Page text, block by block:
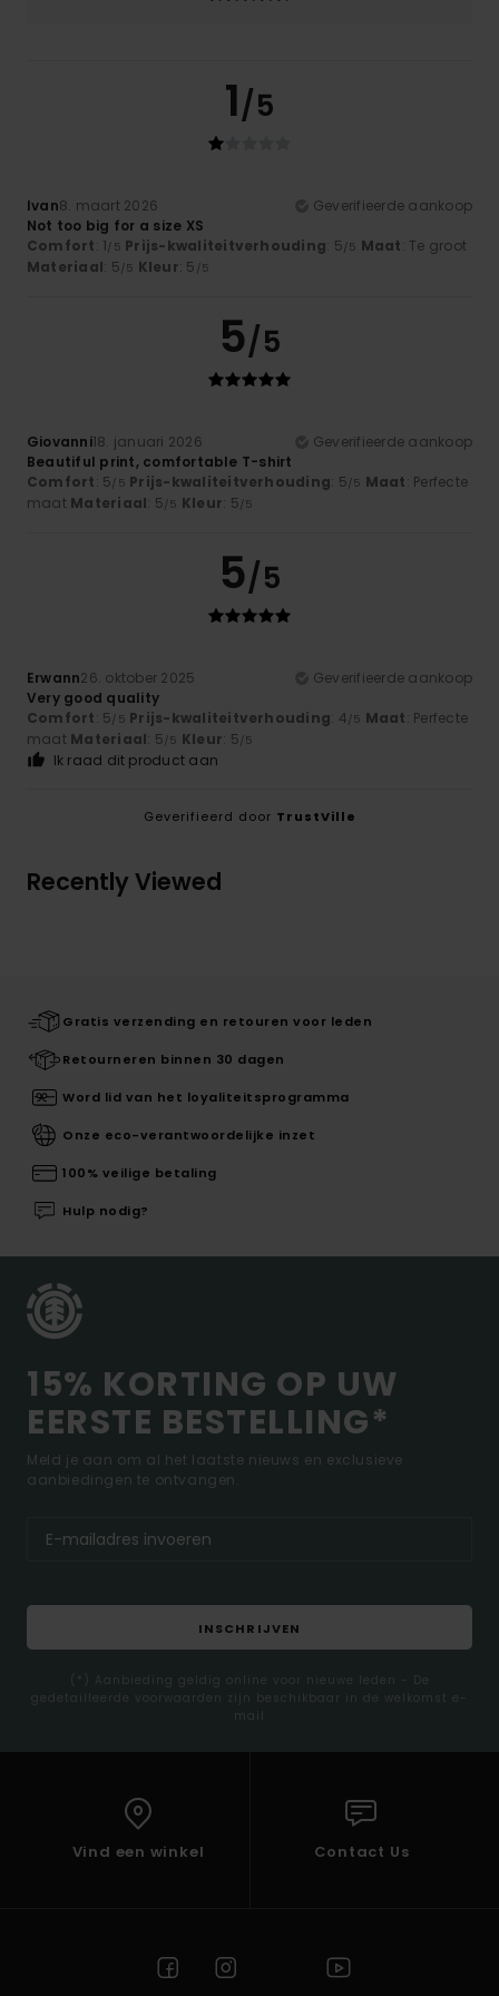
1/5
Ivan8. maart 2026
Geverifieerde aankoop
Not too big for a size XS
Comfort: 1/5 Prijs-kwaliteitverhouding: 5/5 Maat: Te groot
Materiaal: 5/5 Kleur: 5 /5
5/5
Giovanni18. januari 2026
Geverifieerde aankoop
Beautiful print, comfortable T-shirt
Comfort: 5/5 Prijs-kwaliteitverhouding: 5/5 Maat: Perfecte
maat Materiaal: 5/5 Kleur: 5/5
5/5
Erwann26. oktober 2025
Geverifieerde aankoop
Very good quality
Comfort: 5/5 Prijs-kwaliteitverhouding: 4/5 Maat: Perfecte
maat Materiaal: 5/5 Kleur: 5/5
Ik raad dit product aan
Geverifieerd door TrustVille
Recently Viewed
Gratis verzending en retouren voor leden
Retourneren binnen 30 dagen
Word lid van het loyaliteitsprogramma
Onze eco-verantwoordelijke inzet
100% veilige betaling
Hulp nodig?
15% KORTING OP UW
EERSTE BESTELLING*
Meld je aan om al het laatste nieuws en exclusieve
aanbiedingen te ontvangen.
INSCHRIJVEN
(*) Aanbieding geldig online voor nieuwe leden - De
gedetailleerde voorwaarden zijn beschikbaar in de welkomst e-
mail
Vind een winkel Contact Us